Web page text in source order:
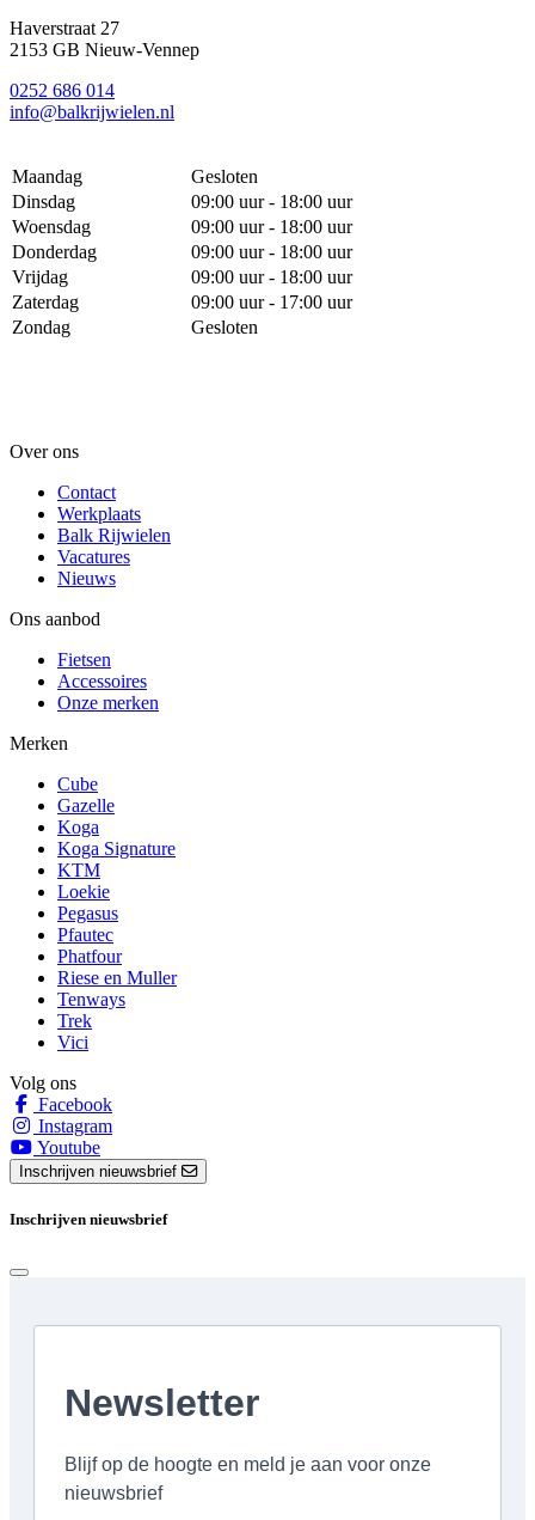
Haverstraat 27
2153 GB Nieuw-Vennep
0252 686 014
info@balkrijwielen.nl
Maandag
Gesloten
Dinsdag
09:00 uur - 18:00 uur
Woensdag
09:00 uur - 18:00 uur
Donderdag
09:00 uur - 18:00 uur
Vrijdag
09:00 uur - 18:00 uur
Zaterdag
09:00 uur - 17:00 uur
Zondag
Gesloten
Over ons
Contact
Werkplaats
Balk Rijwielen
Vacatures
Nieuws
Ons aanbod
Fietsen
Accessoires
Onze merken
Merken
Cube
Gazelle
Koga
Koga Signature
KTM
Loekie
Pegasus
Pfautec
Phatfour
Riese en Muller
Tenways
Trek
Vici
Volg ons
Facebook
Instagram
Youtube
Inschrijven nieuwsbrief
Inschrijven nieuwsbrief